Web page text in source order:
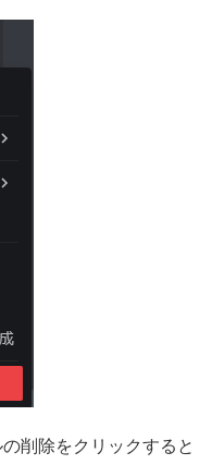
削除をクリックすると